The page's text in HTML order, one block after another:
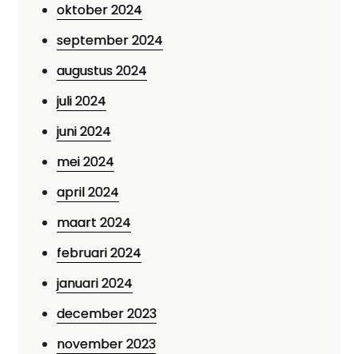
oktober 2024
september 2024
augustus 2024
juli 2024
juni 2024
mei 2024
april 2024
maart 2024
februari 2024
januari 2024
december 2023
november 2023